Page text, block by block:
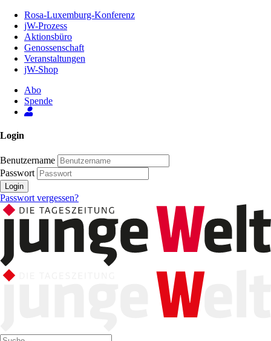
Inhalt
Seite
Rosa-Luxemburg-Konferenz
jW-Prozess
Aktionsbüro
Genossenschaft
Veranstaltungen
jW-Shop
Abo
Spende
Login
Benutzername
Passwort
Login
Passwort vergessen?